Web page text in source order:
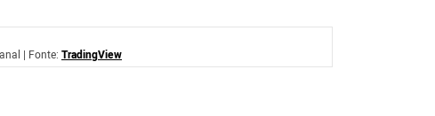
| Fonte: TradingView